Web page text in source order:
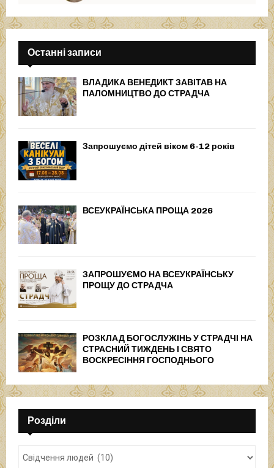
Останні записи
ВЛАДИКА ВЕНЕДИКТ ЗАВІТАВ НА
ПАЛОМНИЦТВО ДО СТРАДЧА
Запрошуємо дітей віком 6-12 років
ВСЕУКРАЇНСЬКА ПРОЩА 2026
ЗАПРОШУЄМО НА ВСЕУКРАЇНСЬКУ
ПРОЩУ ДО СТРАДЧА
РОЗКЛАД БОГОСЛУЖІНЬ У СТРАДЧІ НА
СТРАСНИЙ ТИЖДЕНЬ І СВЯТО
ВОСКРЕСІННЯ ГОСПОДНЬОГО
Розділи